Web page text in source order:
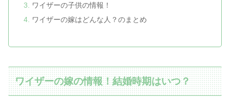
ワイザーの子供の情報！
ワイザーの嫁はどんな人？のまとめ
ワイザーの嫁の情報！結婚時期はいつ？